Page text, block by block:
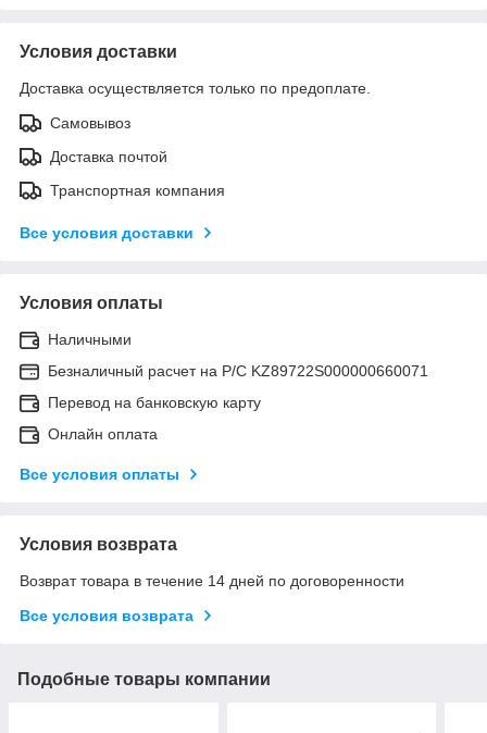
Условия доставки
Доставка осуществляется только по предоплате.
Самовывоз
Доставка почтой
Транспортная компания
Все условия доставки
Условия оплаты
Наличными
Безналичный расчет на Р/С KZ89722S000000660071
Перевод на банковскую карту
Онлайн оплата
Все условия оплаты
Условия возврата
Возврат товара в течение 14 дней по договоренности
Все условия возврата
Подобные товары компании